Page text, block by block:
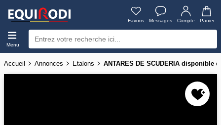
Favoris Messages Compte Panier
Menu
Accueil Annonces Etalons ANTARES DE SCUDERIA disponible